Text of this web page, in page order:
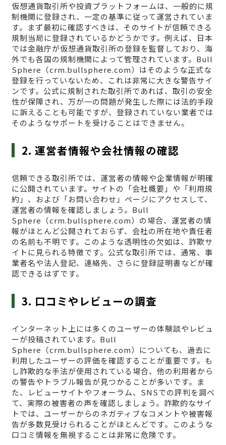
仮想通貨取引所や投資プラットフォームは、一般的に規
制機関に登録され、一定の基準に従って運営されていま
す。まず最初に確認すべきは、そのサイトが信頼できる
規制当局に登録されているかどうかです。例えば、日本
では金融庁が仮想通貨取引所の登録を監督しており、海
外でも各国の規制機関によって管理されています。Bull
Sphere（crm.bullsphere.com）はそのような正式な
登録を行っていないため、これは非常に大きな警告サイ
ンです。公式に規制された取引所であれば、取引の安全
性が保障され、万が一の問題が発生した際には法的手段
に訴えることも可能ですが、登録されていない業者では
そのようなサポートを受けることはできません。
2. 運営者情報や会社情報の確認
信頼できる取引所では、運営者の情報や企業情報が明確
に公開されています。サイトの「会社概要」や「利用規
約」、および「お問い合わせ」ページにアクセスして、
運営者の情報を確認しましょう。Bull
Sphere（crm.bullsphere.com）の場合、運営者の情
報がほとんど公開されておらず、会社の所在地や責任者
の名前も不明です。このような透明性の欠如は、詐欺サ
イトに見られる特徴です。公式な取引所では、通常、事
業者名や法人登記、連絡先、さらに登録証明書などが確
認できるはずです。
3. 口コミやレビューの調査
インターネット上には多くのユーザーの体験談やレビュ
ーが投稿されています。Bull
Sphere（crm.bullsphere.com）についても、過去に
利用したユーザーの評価を確認することが重要です。も
し詐欺的な手法が使用されている場合、他の利用者から
の警告やトラブル報告が見つかることが多いです。ま
た、レビューサイトやフォーラム、SNSでの評判を調べ
て、実際の被害者の声を確認しましょう。詐欺的なサイ
トでは、ユーザーからのネガティブなコメントや被害報
告が多数見受けられることがほとんどです。このような
口コミ情報を無視することは非常に危険です。